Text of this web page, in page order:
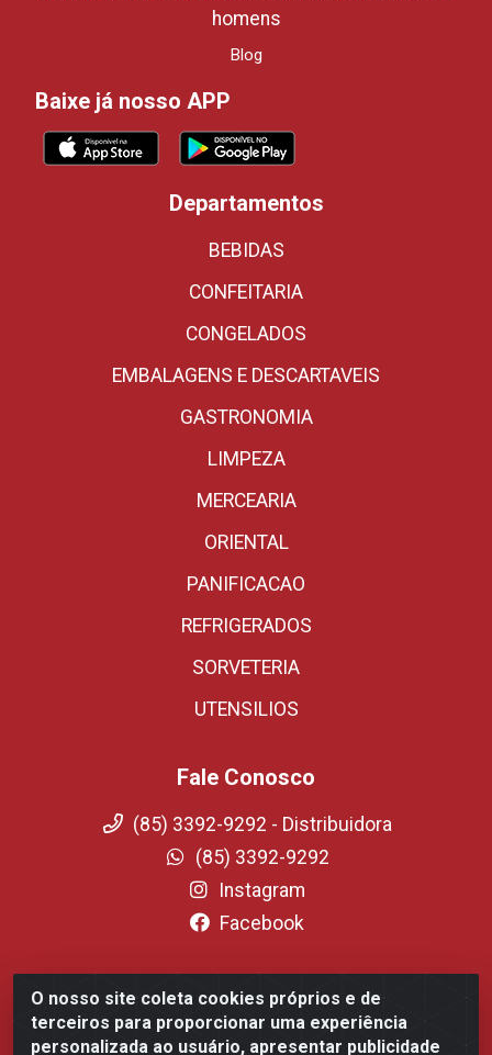
O nosso site coleta cookies próprios e de
terceiros para proporcionar uma experiência
personalizada ao usuário, apresentar publicidade
homens
Blog
Baixe já nosso APP
Departamentos
BEBIDAS
CONFEITARIA
CONGELADOS
EMBALAGENS E DESCARTAVEIS
GASTRONOMIA
LIMPEZA
MERCEARIA
ORIENTAL
PANIFICACAO
REFRIGERADOS
SORVETERIA
UTENSILIOS
Fale Conosco
(85) 3392-9292 - Distribuidora
(85) 3392-9292
Instagram
Facebook
Fortali Distribuidora de Alimentos LTDA - Avenida
Tomaz Coelho, 1268 - Messejana, Fortaleza/CE - CEP